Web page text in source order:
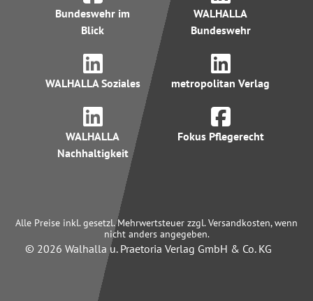
Bundeswehr im
Blick
WALHALLA
Bundeswehr
WALHALLA Soziales metropolitan Verlag
WALHALLA
Nachhaltigkeit
Fokus Pflegerecht
Alle Preise inkl. gesetzl. Mehrwertsteuer zzgl. Versandkosten, wenn
nicht anders angegeben.
© 2026 Walhalla u. Praetoria Verlag GmbH & Co. KG